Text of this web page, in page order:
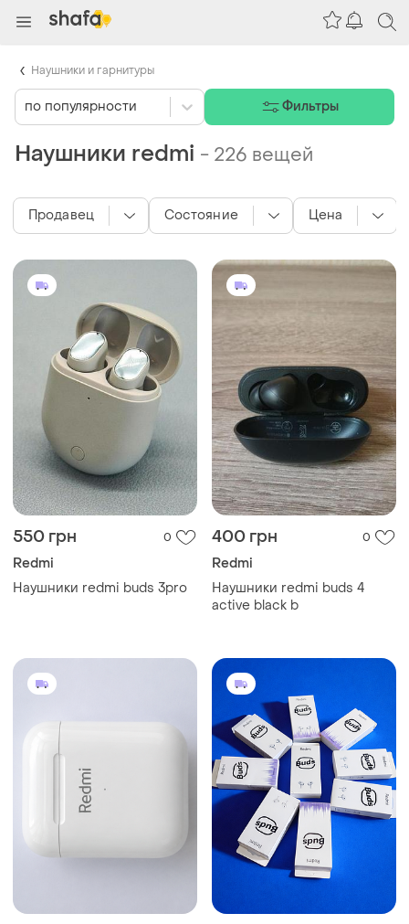
Наушники redmi - 226 вещей
550 грн 0
Redmi
Наушники redmi buds 3pro
400 грн 0
Redmi
Наушники redmi buds 4
active black b
Продавец Состояние Цена
по популярности Фильтры
Наушники и гарнитуры